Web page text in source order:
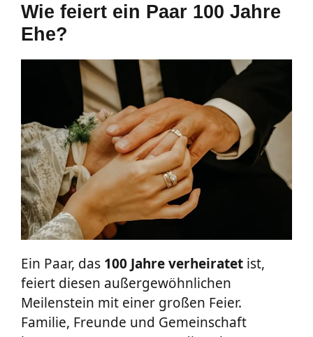
Wie feiert ein Paar 100 Jahre
Ehe?
Ein Paar, das 100 Jahre verheiratet ist,
feiert diesen außergewöhnlichen
Meilenstein mit einer großen Feier.
Familie, Freunde und Gemeinschaft